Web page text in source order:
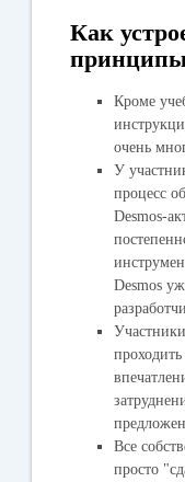
Как
Кроме
очень
У
процесс
Desmos-
Desmos
Все
просто